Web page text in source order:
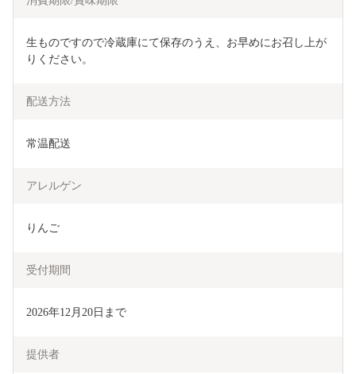
生ものですので冷蔵庫にて保存のうえ、お早めにお召し上が
りください。
配送方法
常温配送
アレルゲン
りんご
受付期間
2026年12月20日まで
提供者